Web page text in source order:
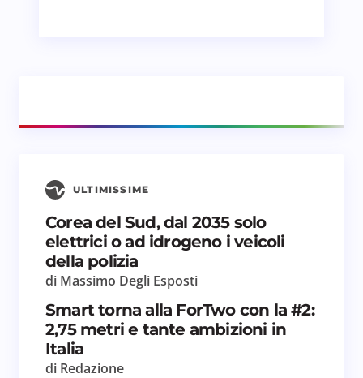
ULTIMISSIME
Corea del Sud, dal 2035 solo
elettrici o ad idrogeno i veicoli
della polizia
di Massimo Degli Esposti
Smart torna alla ForTwo con la #2:
2,75 metri e tante ambizioni in
Italia
di Redazione